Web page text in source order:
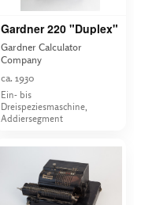
Gardner 220 "Duplex"
Gardner Calculator
Company
ca. 1930
Ein- bis
Dreispeziesmaschine,
Addiersegment